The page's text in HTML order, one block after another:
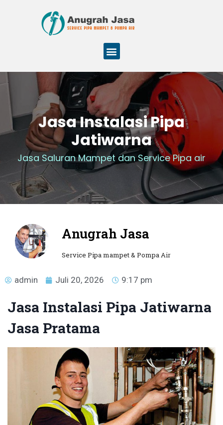
Jasa Instalasi Pipa
Jatiwarna
Jasa Saluran Mampet dan Service Pipa air
Anugrah Jasa
Service Pipa mampet & Pompa Air
admin Juli 20, 2026 9:17 pm
Jasa Instalasi Pipa Jatiwarna
Jasa Pratama